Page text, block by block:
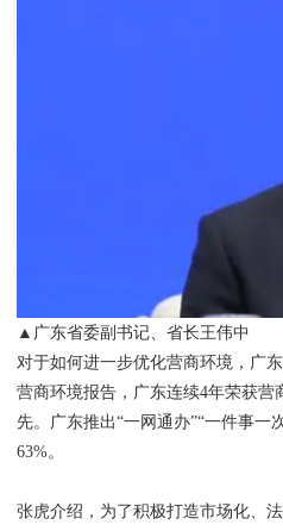
▲广东省委副书记、省长王伟中
对于如何进一步优化营商环境，广
营商环境报告，广东连续4年荣获
先。广东推出“一网通办”“一件事一
63%。
张虎介绍，为了积极打造市场化、